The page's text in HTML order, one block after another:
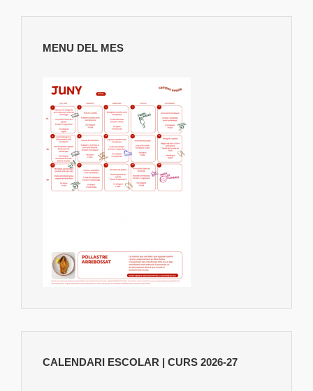
MENU DEL MES
CALENDARI ESCOLAR | CURS 2026-27